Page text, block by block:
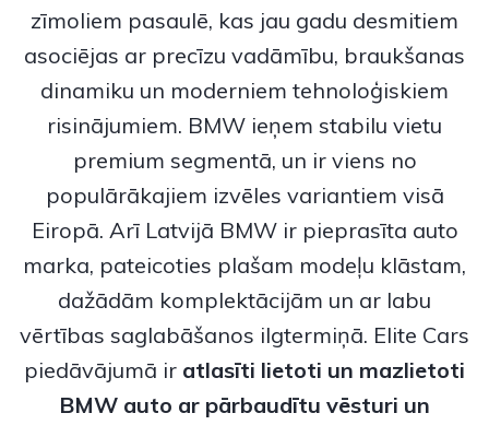
zīmoliem pasaulē, kas jau gadu desmitiem
asociējas ar precīzu vadāmību, braukšanas
dinamiku un moderniem tehnoloģiskiem
risinājumiem. BMW ieņem stabilu vietu
premium segmentā, un ir viens no
populārākajiem izvēles variantiem visā
Eiropā. Arī Latvijā BMW ir pieprasīta auto
marka, pateicoties plašam modeļu klāstam,
dažādām komplektācijām un ar labu
vērtības saglabāšanos ilgtermiņā. Elite Cars
piedāvājumā ir atlasīti lietoti un mazlietoti
BMW auto ar pārbaudītu vēsturi un